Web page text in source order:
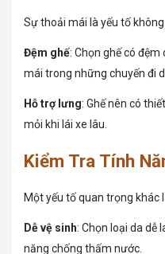
Sự thoải mái là yếu tố
Đệm ghế: Chọn ghế có
mái trong những chuyến đi
Hỗ trợ lưng: Ghế nên có
mỏi khi lái xe lâu.
Kiểm Tra Tính
Một yếu tố quan trọng khác
Dễ vệ sinh: Chọn loại da dễ
năng chống thấm nước.